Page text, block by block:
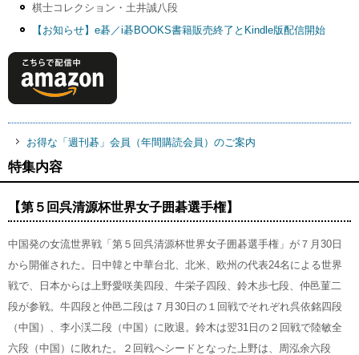
棋士コレクション・土井誠八段
【お知らせ】e碁／i碁BOOKS書籍販売終了とKindle版配信開始
お得な「週刊碁」会員（年間購読会員）のご案内
特集内容
【第５回呉清源杯世界女子囲碁選手権】
中国発の女流世界戦「第５回呉清源杯世界女子囲碁選手権」が７月30日
から開催された。日中韓と中華台北、北米、欧州の代表24名による世界
戦で、日本からは上野愛咲美四段、牛栄子四段、鈴木歩七段、仲邑菫二
段が参戦。牛四段と仲邑二段は７月30日の１回戦でそれぞれ呉依銘四段
（中国）、李小渓二段（中国）に敗退。鈴木は翌31日の２回戦で陸敏全
六段（中国）に敗れた。２回戦へシードとなった上野は、周泓余六段